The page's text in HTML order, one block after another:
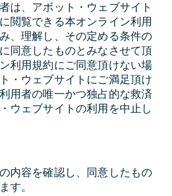
は、アボット・ウェブサイト
閲覧できる本オンライン利用
、理解し、その定める条件の
同意したものとみなさせて頂
利用規約にご同意頂けない場
・ウェブサイトにご満足頂け
用者の唯一かつ独占的な救済
ウェブサイトの利用を中止し
内容を確認し、同意したもの
す。